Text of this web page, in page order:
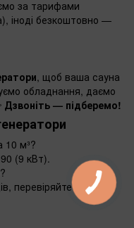
за тарифами
іноді безкоштовно —
, щоб ваша сауна
обладнання, даємо
Дзвоніть — підберемо!
10 м³?
(9 кВт).
перевіряйте ТЕНи,